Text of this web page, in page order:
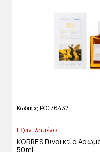
Κωδικός PO076432
Εξαντλημένο
KORRES Γυναικείο
50ml